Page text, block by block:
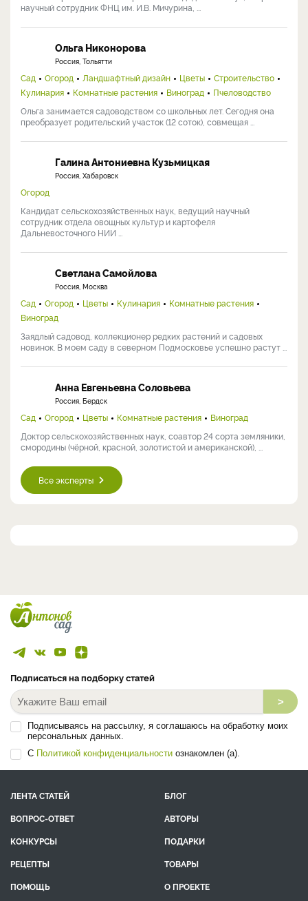
научный сотрудник ФНЦ им. И.В. Мичурина, ...
Ольга Никонорова
Россия, Тольятти
Сад Огород Ландшафтный дизайн Цветы
Строительство
Кулинария
Комнатные растения Виноград
Пчеловодство
Ольга занимается садоводством со школьных лет. Сегодня она
преобразует родительский участок (12 соток), совмещая ...
Галина Антониевна Кузьмицкая
Россия, Хабаровск
Огород
Кандидат сельскохозяйственных наук, ведущий научный
сотрудник отдела овощных культур и картофеля
Дальневосточного НИИ ...
Светлана Самойлова
Россия, Москва
Сад Огород Цветы Кулинария
Комнатные растения
Виноград
Заядлый садовод, коллекционер редких растений и садовых
новинок. В моем саду в северном Подмосковье успешно растут ...
Анна Евгеньевна Соловьева
Россия, Бердск
Сад Огород Цветы Комнатные растения
Виноград
Доктор сельскохозяйственных наук, соавтор 24 сорта земляники,
смородины (чёрной, красной, золотистой и американской), ...
Все эксперты
Подписаться на подборку статей
>
Подписываясь на рассылку, я соглашаюсь на обработку моих
персональных данных.
С Политикой конфиденциальности ознакомлен (а).
ЛЕНТА СТАТЕЙ
БЛОГ
ВОПРОС-ОТВЕТ
АВТОРЫ
КОНКУРСЫ
ПОДАРКИ
РЕЦЕПТЫ
ТОВАРЫ
ПОМОЩЬ
О ПРОЕКТЕ